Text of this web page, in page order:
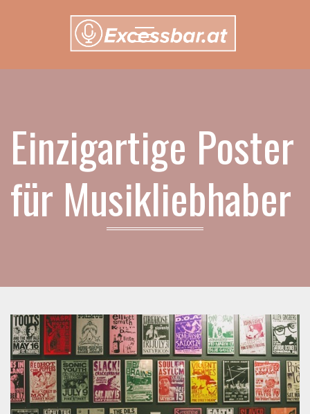
Menu
Einzigartige Poster
für Musikliebhaber